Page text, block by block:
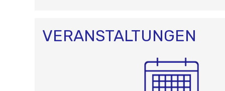
VERANSTALTUNGEN